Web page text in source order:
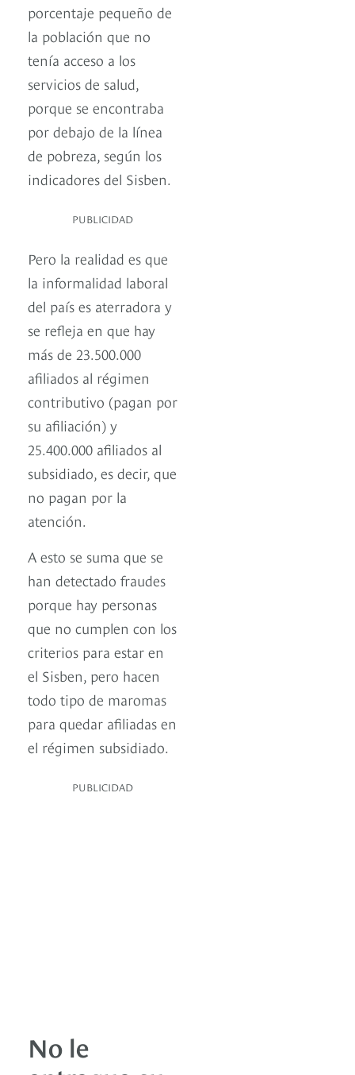
porcentaje pequeño de
la población que no
tenía acceso a los
servicios de salud,
porque se encontraba
por debajo de la línea
de pobreza, según los
indicadores del Sisben.
PUBLICIDAD
Pero la realidad es que
la informalidad laboral
del país es aterradora y
se refleja en que hay
más de 23.500.000
afiliados al régimen
contributivo (pagan por
su afiliación) y
25.400.000 afiliados al
subsidiado, es decir, que
no pagan por la
atención.
A esto se suma que se
han detectado fraudes
porque hay personas
que no cumplen con los
criterios para estar en
el Sisben, pero hacen
todo tipo de maromas
para quedar afiliadas en
el régimen subsidiado.
PUBLICIDAD
No le